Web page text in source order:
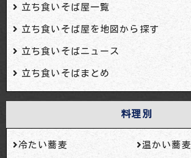
立ち食いそば屋一覧
立ち食いそば屋を地図から探す
立ち食いそばニュース
立ち食いそばまとめ
料理別
冷たい蕎麦 温かい蕎麦